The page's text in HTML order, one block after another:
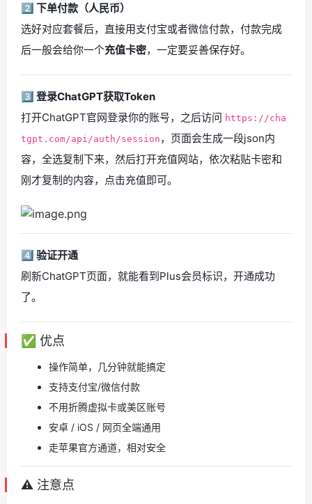
2️⃣ 下单付款（人民币）
选好对应套餐后，直接用支付宝或者微信付款，付款完成
后一般会给你一个充值卡密，一定要妥善保存好。
3️⃣ 登录ChatGPT获取Token
打开ChatGPT官网登录你的账号，之后访问 https://cha
tgpt.com/api/auth/session ，页面会生成一段json内
容，全选复制下来，然后打开充值网站，依次粘贴卡密和
刚才复制的内容，点击充值即可。
4️⃣ 验证开通
刷新ChatGPT页面，就能看到Plus会员标识，开通成功
了。
✅ 优点
操作简单，几分钟就能搞定
支持支付宝/微信付款
不用折腾虚拟卡或美区账号
安卓 / iOS / 网页全端通用
走苹果官方通道，相对安全
⚠️ 注意点